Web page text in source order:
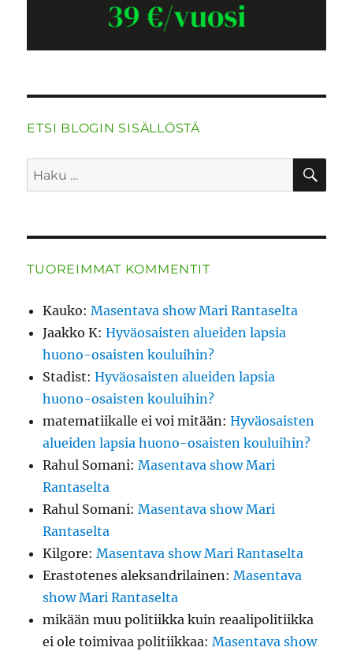
ETSI BLOGIN SISÄLLÖSTÄ
Etsi:
TUOREIMMAT KOMMENTIT
Kauko:Masentava show Mari Rantaselta
Jaakko K:Hyväosaisten alueiden lapsia
huono-osaisten kouluihin?
Stadist:Hyväosaisten alueiden lapsia
huono-osaisten kouluihin?
matematiikalle ei voi mitään:Hyväosaisten
alueiden lapsia huono-osaisten kouluihin?
Rahul Somani:Masentava show Mari
Rantaselta
Rahul Somani:Masentava show Mari
Rantaselta
Kilgore:Masentava show Mari Rantaselta
Erastotenes aleksandrilainen:Masentava
show Mari Rantaselta
mikään muu politiikka kuin reaalipolitiikka
ei ole toimivaa politiikkaa:Masentava show